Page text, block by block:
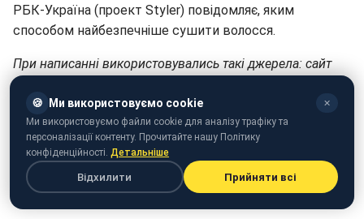
РБК-Україна (проект Styler) повідомляє, яким
способом найбезпечніше сушити волосся.
При написанні використовувались такі джерела: сайт
Healthline та Real simple.
🍪 Ми використовуємо cookie ✕
Ми використовуємо файли cookie для аналізу трафіку та
персоналізації контенту. Прочитайте нашу Політику
конфіденційності. Детальніше
Відхилити Прийняти всі